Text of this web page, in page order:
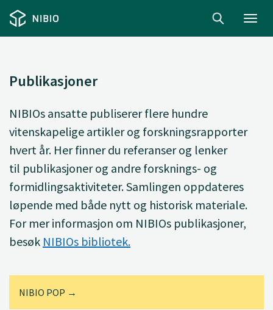
Publikasjoner
NIBIOs ansatte publisererflere hundre
vitenskapelige artikler og forskningsrapporter
hvert år. Her finner du referanser og lenker
til publikasjoner og andre forsknings- og
formidlingsaktiviteter. Samlingen oppdateres
løpende med både nytt og historisk materiale.
For mer informasjon om NIBIOs publikasjoner,
besøk NIBIOs bibliotek.
NIBIO POP →